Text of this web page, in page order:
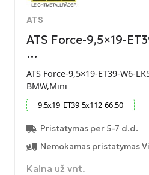
ATS
ATS Force-9,5×19-
…
ATS Force-9,5×19-ET39-W6-
BMW,Mini
9.5x19 ET39 5x112 66.50
Pristatymas per 5-7 d.d.
Nemokamas pristatymas
Kaina už vnt.